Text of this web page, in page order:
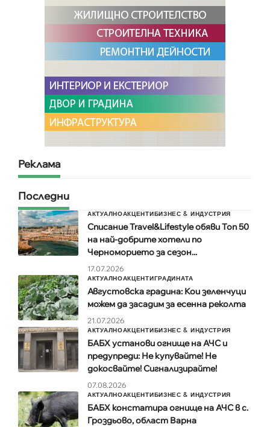
Реклама
Последни
АКТУАЛНОАКЦЕНТИБИЗНЕС & ИНДУСТРИЯ
Списание Travel&Lifestyle обяви Топ 50
на най-добрите хотели по
Черноморието за сезон...
17.07.2026
АКТУАЛНОАКЦЕНТИГРАДИНАТА
Августовска градина: Кои зеленчуци
можем да засадим за есенна реколта
21.07.2026
АКТУАЛНОАКЦЕНТИБИЗНЕС & ИНДУСТРИЯ
БАБХ установи огнище на АЧС и
предупреди: Не купувайте! Не
докосвайте! Сигнализирайте!
07.08.2026
АКТУАЛНОАКЦЕНТИБИЗНЕС & ИНДУСТРИЯ
БАБХ констатира огнище на АЧС в с.
Гроздьово, област Варна